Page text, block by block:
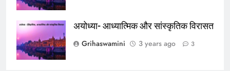
अयोध्या- आध्यात्मिक और सांस्कृतिक विरासत
Grihaswamini
3 years ago 3